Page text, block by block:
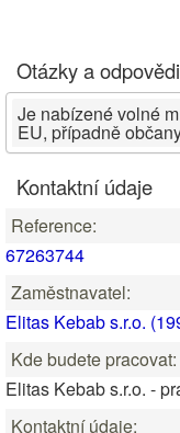
Otázky a
Je nabízené volné
EU, případně
Kontaktní údaje
Reference:
67263744
Zaměstnavatel:
Elitas Kebab s.r.o.
Kde budete pracovat:
Elitas Kebab s.r.o. -
Kontaktní údaje: